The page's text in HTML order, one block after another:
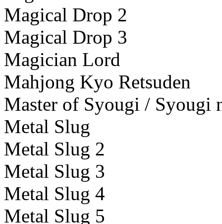
Magical Drop 2
Magical Drop 3
Magician Lord
Mahjong Kyo Retsuden
Master of Syougi / Syougi
Metal Slug
Metal Slug 2
Metal Slug 3
Metal Slug 4
Metal Slug 5